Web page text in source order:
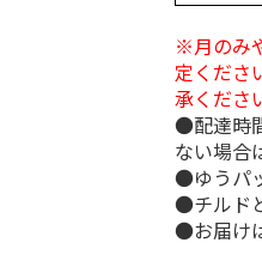
※月のみ
定くださ
承くださ
●配達時
ない場合
●ゆうパ
●チルド
●お届け